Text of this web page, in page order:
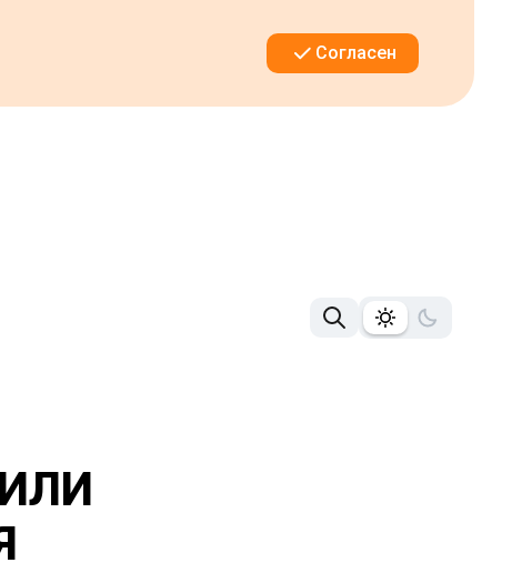
Согласен